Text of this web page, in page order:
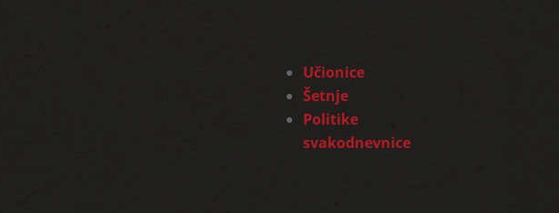
Učionice
Šetnje
Politike
svakodnevnice